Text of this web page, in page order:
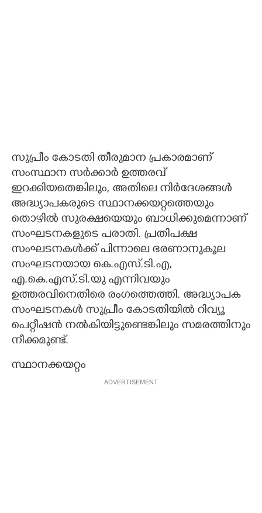
സുപ്രീം കോടതി തീരുമാന പ്രകാരമാണ്
സംസ്ഥാന സർക്കാർ ഉത്തരവ്
ഇറക്കിയതെങ്കിലും, അതിലെ നിർദേശങ്ങൾ
അദ്ധ്യാപകരുടെ സ്ഥാനക്കയറ്റത്തെയും
തൊഴിൽ സുരക്ഷയെയും ബാധിക്കുമെന്നാണ്
സംഘടനകളുടെ പരാതി. പ്രതിപക്ഷ
സംഘടനകൾക്ക് പിന്നാലെ ഭരണാനുകൂല
സംഘടനയായ കെ.എസ്.ടി.എ,
എ.കെ.എസ്.ടി.യു എന്നിവയും
ഉത്തരവിനെതിരെ രംഗത്തെത്തി. അദ്ധ്യാപക
സംഘടനകൾ സുപ്രീം കോടതിയിൽ റിവ്യൂ
പെറ്റീഷൻ നൽകിയിട്ടുണ്ടെങ്കിലും സമരത്തിനും
നീക്കമുണ്ട്.
സ്ഥാനക്കയറ്റം
ADVERTISEMENT